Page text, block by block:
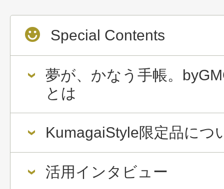
Special Contents
夢が、かなう手帳。
とは
KumagaiStyle限定品につ
活用インタビュー